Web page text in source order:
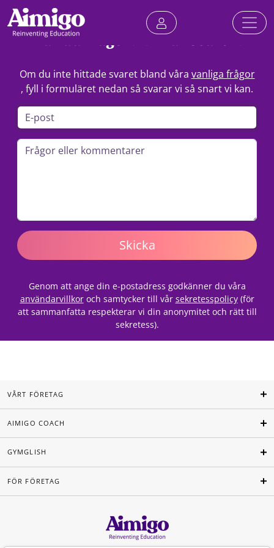
Har du frågor? Vi har svaren.
Om du inte hittade svaret bland våra vanliga frågor
, fyll i formuläret nedan så svarar vi så snart vi kan.
Skicka
Genom att ange din e-postadress godkänner du våra
användarvillkoroch samtycker till vår sekretesspolicy(för
att sammanfatta respekterar vi din anonymitet och rätt till
sekretess).
VÅRT FÖRETAG
AIMIGO COACH
GYMGLISH
FÖR FÖRETAG